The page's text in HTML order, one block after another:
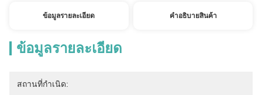
ข้อมูลรายละเอียด คําอธิบายสินค้า
ข้อมูลรายละเอียด
สถานที่กำเนิด: